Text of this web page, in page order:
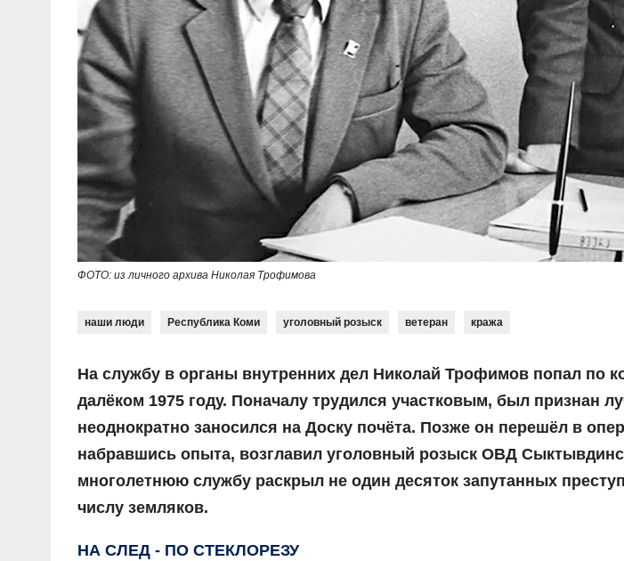
ФОТО: из личного архива Николая Трофимова
наши люди Республика Коми уголовный розыск ветеран кража
На службу в органы внутренних дел Николай Трофимов попал по
далёком 1975 году. Поначалу трудился участковым, был признан
неоднократно заносился на Доску почёта. Позже он перешёл в
набравшись опыта, возглавил уголовный розыск ОВД
многолетнюю службу раскрыл не один десяток запутанных
числу земляков.
НА СЛЕД - ПО СТЕКЛОРЕЗУ